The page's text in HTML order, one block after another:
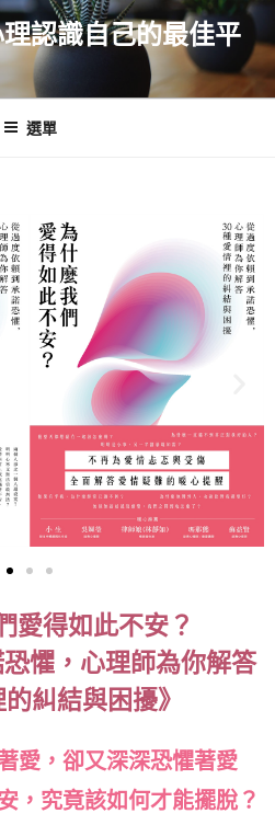
認識自己的最佳平
選單
愛得如此不安？
懼，心理師為你解答
糾結與困擾》
愛，卻又深深恐懼著愛
，究竟該如何才能擺脫？